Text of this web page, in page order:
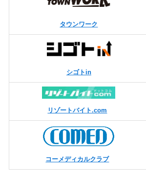
タウンワーク
シゴトin
リゾートバイト.com
コーメディカルクラブ